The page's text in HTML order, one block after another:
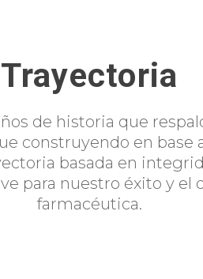
Trayectoria
de historia que
construyendo en base
basada en
para nuestro éxito y el
farmacéutica.